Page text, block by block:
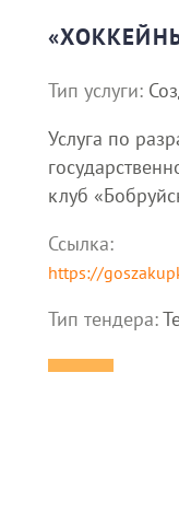
Тип услуги:
Услуга по
клуб
Ссылка:
https://
Тип тендера: